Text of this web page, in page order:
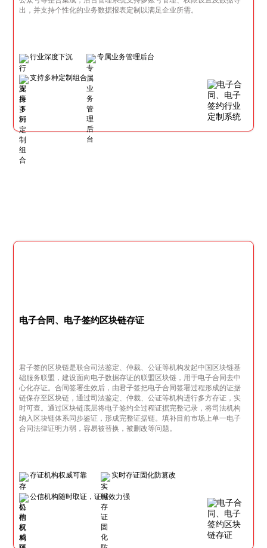
出，并支持个性化的业务数据报表定制以满足企业所需。
行业深度下沉 专属业务管理后台
支持多种定制组合
电子合同、电子签约区块链存证
君子签的区块链是联合司法鉴定、仲裁、公证等机构发起中国区块链基
础服务联盟，建设面向电子数据存证的联盟区块链，用于电子合同去中
心化存证。合同签署生效后，由君子签把电子合同签署过程形成的证据
链保存至区块链，通过司法鉴定、仲裁、公证等机构进行多方存证，实
时可查。通过区块链底层将电子签约全过程证据完整记录，将司法机构
纳入区块链体系同步鉴证，形成完整证据链。填补目前市场上单一电子
合同法律证明力弱，容易被替换，被删改等问题。
存证机构权威可靠 实时存证固化防篡改
公信机构随时取证，证据效力强